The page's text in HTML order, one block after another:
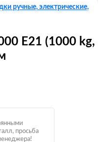
ручные, электрические,
E21 (1000 kg,
просьба